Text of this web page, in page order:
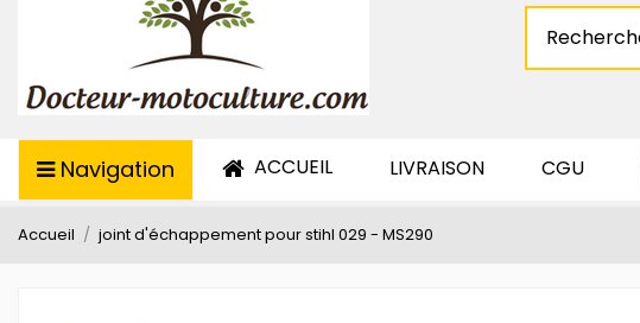
Navigation ACCUEIL LIVRAISON CGU
Accueil joint d'échappement pour stihl 029 - MS290